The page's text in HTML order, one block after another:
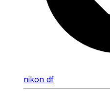
nikon df